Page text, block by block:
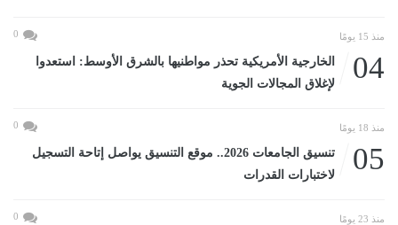
منذ 15 يومًا 0
04
الخارجية الأمريكية تحذر مواطنيها بالشرق الأوسط: استعدوا
لإغلاق المجالات الجوية
منذ 18 يومًا 0
05
تنسيق الجامعات 2026.. موقع التنسيق يواصل إتاحة التسجيل
لاختبارات القدرات
منذ 23 يومًا 0